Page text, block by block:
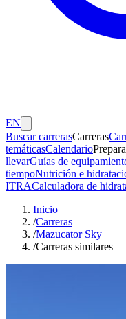
EN
Buscar carrerasCarreras
temáticasCalendario
llevarGuías de
tiempoNutrición e
ITRACalculadora de
Inicio
/Carreras
/Mazucator Sky
/Carreras similares